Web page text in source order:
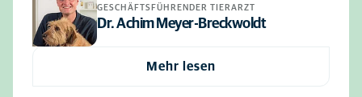
GESCHÄFTSFÜHRENDER TIERARZT
Dr. Achim Meyer-Breckwoldt
Mehr lesen